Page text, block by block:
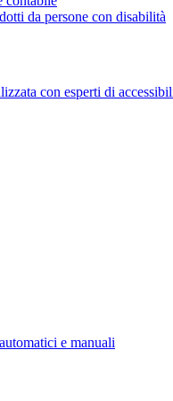
da persone con disabilità
con esperti di
e manuali